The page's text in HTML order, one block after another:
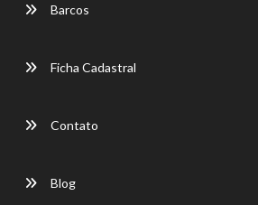
Barcos
Ficha Cadastral
Contato
Blog